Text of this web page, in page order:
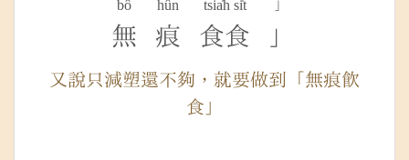
bô
無
hûn
痕
tsia̍h si̍t
食食
」
」
又說只減塑還不夠，就要做到「無痕飲
食」